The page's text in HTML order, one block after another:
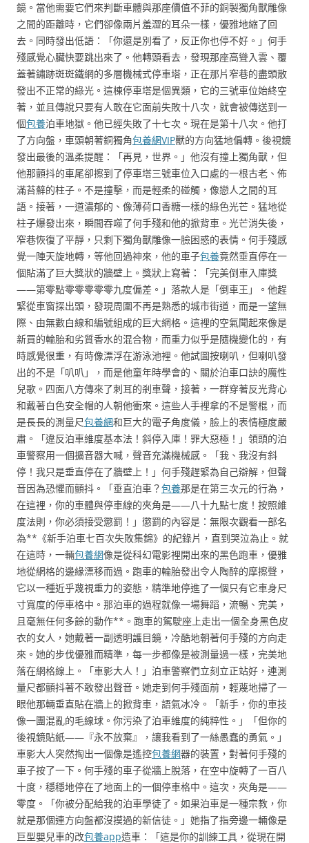
鏡。當他需要它們來判斷車體與那座價值不菲的銅製獨角獸雕像
之間的距離時，它們卻像兩片羞澀的耳朵一樣，優雅地縮了回
去。同時發出低語：「你還是別看了，反正你也停不好。」何手
殘感覺心臟快要跳出來了。他轉頭看去，發現那座高聳入雲、覆
蓋著鏽跡斑斑鐵網的多層機械式停車塔，正在那片窄巷的盡頭散
發出不正常的綠光。這棟停車塔是個異類，它的三號車位始終空
著，並且傳說只要有人敢在它面前失敗十八次，就會被傳送到一
個包養泊車地獄。他已經失敗了十七次。現在是第十八次。他打
了方向盤，車頭朝著銅獨角包養網VIP獸的方向猛地偏轉。後視鏡
發出最後的溫柔提醒：「再見，世界。」他沒有撞上獨角獸，但
他那顫抖的車尾卻擦到了停車塔三號車位入口處的一根古老、佈
滿苔蘚的柱子。不是撞擊，而是輕柔的碰觸，像戀人之間的耳
語。接著，一道濃郁的、像薄荷口香糖一樣的綠色光芒。猛地從
柱子爆發出來，瞬間吞噬了何手殘和他的掀背車。光芒消失後，
窄巷恢復了平靜，只剩下獨角獸雕像一臉困惑的表情。何手殘感
覺一陣天旋地轉，等他回過神來，他的車子包養竟然垂直停在一
個貼滿了巨大獎狀的牆壁上。獎狀上寫著：「完美倒車入庫獎
——第零點零零零零零九度偏差。」落款人是「倒車王」。他趕
緊從車窗探出頭，發現周圍不再是熟悉的城市街道，而是一望無
際、由無數白線和編號組成的巨大網格。這裡的空氣聞起來像是
新買的輪胎和劣質香水的混合物，而重力似乎是隨機變化的，有
時感覺很重，有時像漂浮在游泳池裡。他試圖按喇叭，但喇叭發
出的不是「叭叭」，而是他童年時學會的、關於泊車口訣的魔性
兒歌。四面八方傳來了刺耳的剎車聲，接著，一群穿著反光背心
和戴著白色安全帽的人朝他衝來。這些人手裡拿的不是警棍，而
是長長的測量尺包養網和巨大的電子角度儀，臉上的表情極度嚴
肅。「違反泊車維度基本法！斜停入庫！罪大惡極！」領頭的泊
車警察用一個擴音器大喊，聲音充滿機械感。「我、我沒有斜
停！我只是垂直停在了牆壁上！」何手殘趕緊為自己辯解，但聲
音因為恐懼而顫抖。「垂直泊車？包養那是在第三次元的行為，
在這裡，你的車體與停車線的夾角是——八十九點七度！按照維
度法則，你必須接受懲罰！」懲罰的內容是：無限次觀看一部名
為**《新手泊車七百次失敗集錦》的紀錄片，直到哭泣為止。就
在這時，一輛包養網像是從科幻電影裡開出來的黑色跑車，優雅
地從網格的邊緣漂移而過。跑車的輪胎發出令人陶醉的摩擦聲，
它以一種近乎蔑視重力的姿態，精準地停進了一個只有它車身尺
寸寬度的停車格中。那泊車的過程就像一場舞蹈，流暢、完美，
且毫無任何多餘的動作**。跑車的駕駛座上走出一個全身黑色皮
衣的女人，她戴著一副透明護目鏡，冷酷地朝著何手殘的方向走
來。她的步伐優雅而精準，每一步都像是被測量過一樣，完美地
落在網格線上。「車影大人！」泊車警察們立刻立正站好，連測
量尺都顫抖著不敢發出聲音。她走到何手殘面前，輕蔑地掃了一
眼他那輛垂直貼在牆上的掀背車，語氣冰冷。「新手，你的車技
像一團混亂的毛線球。你污染了泊車維度的純粹性。」「但你的
後視鏡貼紙——『永不放棄』，讓我看到了一絲愚蠢的勇氣。」
車影大人突然掏出一個像是遙控包養網器的裝置，對著何手殘的
車子按了一下。何手殘的車子從牆上脫落，在空中旋轉了一百八
十度，穩穩地停在了地面上的一個停車格中。這次，夾角是——
零度。「你被分配給我的泊車學徒了。如果泊車是一種宗教，你
就是那個連方向盤都沒摸過的新信徒。」她指了指旁邊一輛像是
巨型嬰兒車的改包養app造車：「這是你的訓練工具，從現在開